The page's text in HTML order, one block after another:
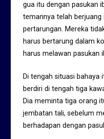
gua itu dengan pasukan
temannya telah berjuang
pertarungan. Mereka
harus bertarung dalam
harus melawan pasukan
Di tengah situasi bahaya
berdiri di tengah tiga
Dia meminta tiga orang
jembatan tali, sebelum
berhadapan dengan